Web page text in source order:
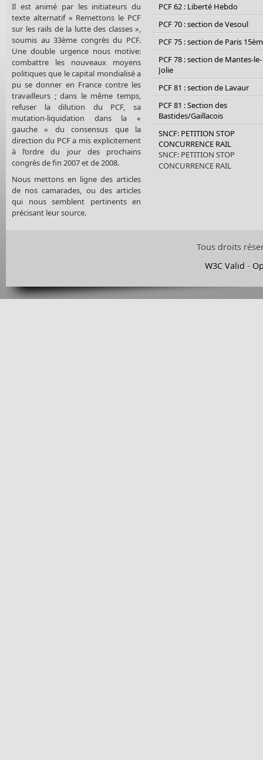
Il est animé par les initiateurs du
texte alternatif « Remettons le PCF
sur les rails de la lutte des classes »,
soumis au 33ème congrès du PCF.
Une double urgence nous motive:
combattre les nouveaux moyens
politiques que le capital mondialisé a
pu se donner en France contre les
travailleurs ; dans le même temps,
refuser la dilution du PCF, sa
mutation-liquidation dans la «
gauche » du consensus que la
direction du PCF a mis explicitement
à l’ordre du jour des prochains
congrès de fin 2007 et de 2008.
Nous mettons en ligne des articles
de nos camarades, ou des articles
qui nous semblent pertinents en
précisant leur source.
PCF 62 : Liberté Hebdo
PCF 70 : section de Vesoul
PCF 75 : section de Paris
PCF 78 : section de Mantes-le-
Jolie
PCF 81 : section de Lavaur
PCF 81 : Section des
Bastides/Gaillacois
SNCF: PETITION STOP
CONCURRENCE RAIL
SNCF: PETITION STOP
CONCURRENCE RAIL
Tous droits
W3C Valid -